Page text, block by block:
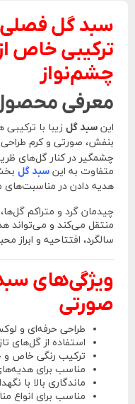
سبد گل
ترکیبی خاص
چشم‌نواز
معرفی
این سبد گل زیبا با
بنفش، صورتی و کرم
چشمگیر در کنار گل‌های
متفاوت به این سبد گل
هدیه دادن در
چیدمان گرد و متراکم
منتقل می‌کند و می‌تواند
سالگرد، افتتاحیه و ابراز
ویژگی‌های
صورتی
طراحی حرفه‌ای و
استفاده از گل‌های
ترکیب رنگی خاص و
مناسب برای
ماندگاری بالا با
مناسب برای انواع